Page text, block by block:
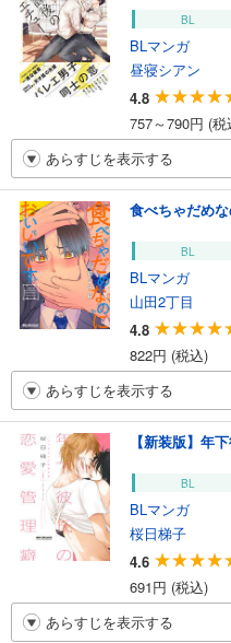
BL
BLマンガ
昼寝シアン
4.8
757～790円 (税
あらすじを表示する
食べちゃだめ
BL
BLマンガ
山田2丁目
4.8
822円 (税込)
あらすじを表示する
【新装版】年
BL
BLマンガ
桜日梯子
4.6
691円 (税込)
あらすじを表示する